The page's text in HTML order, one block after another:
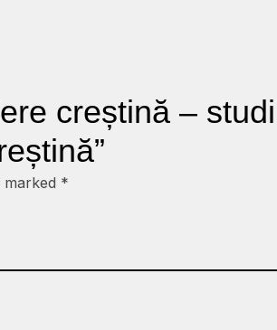
creștină –
marked *